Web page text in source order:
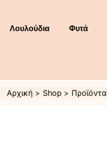
Λουλούδια Φυτά
Αρχική Shop Προϊόντα